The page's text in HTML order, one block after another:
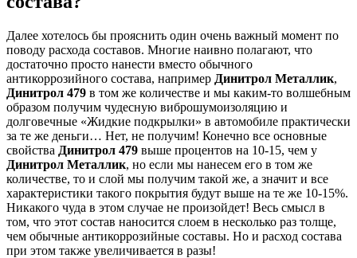
Далее хотелось бы прояснить один очень важный момент по
поводу расхода составов. Многие наивно полагают, что
достаточно просто нанести вместо обычного
антикоррозийного состава, например Динитрол Металлик,
Динитрол 479 в том же количестве и мы каким-то волшебным
образом получим чудесную виброшумоизоляцию и
долговечные «Жидкие подкрылки» в автомобиле практически
за те же деньги… Нет, не получим! Конечно все основные
свойства Динитрол 479 выше процентов на 10-15, чем у
Динитрол Металлик, но если мы нанесем его в том же
количестве, то и слой мы получим такой же, а значит и все
характеристики такого покрытия будут выше на те же 10-15%.
Никакого чуда в этом случае не произойдет! Весь смысл в
том, что этот состав наносится слоем в несколько раз толще,
чем обычные антикоррозийные составы. Но и расход состава
при этом также увеличивается в разы!